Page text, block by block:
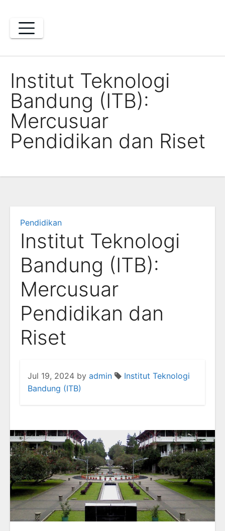
content
Institut Teknologi
Bandung (ITB):
Mercusuar
Pendidikan dan Riset
Pendidikan
Institut Teknologi
Bandung (ITB):
Mercusuar
Pendidikan dan
Riset
Jul 19, 2024 by admin
Institut Teknologi
Bandung (ITB)